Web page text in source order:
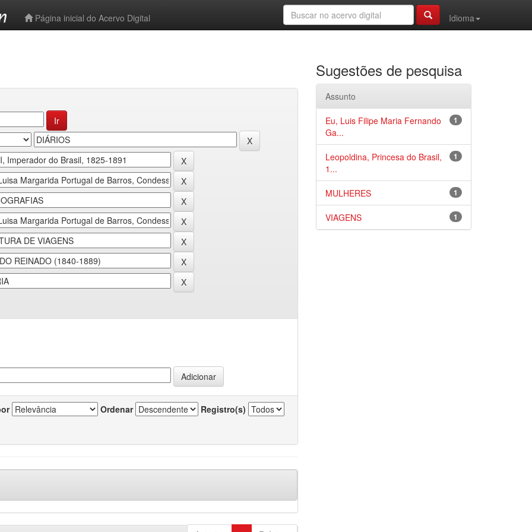
Página inicial do Acervo Digital
Idioma
Ordenar Registro(s)
Sugestões de pesquisa
Assunto
1
Eu, Luis Filipe Maria Fernando
Ga...
1
Leopoldina, Princesa do Brasil,
1...
1
MULHERES
1
VIAGENS